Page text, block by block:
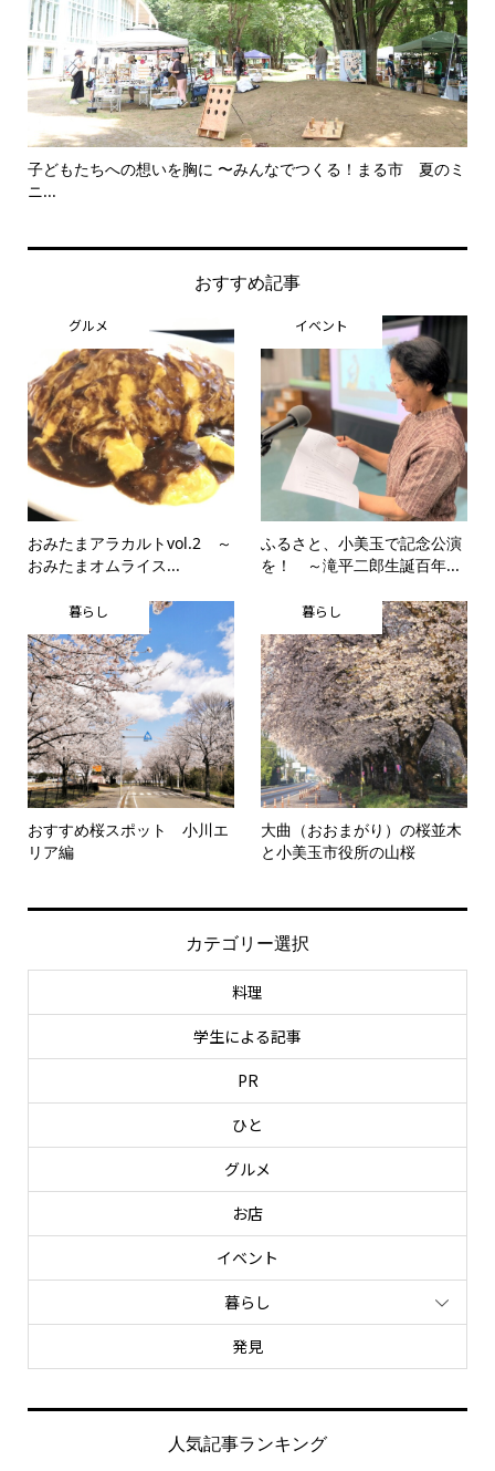
子どもたちへの想いを胸に 〜みんなでつくる！まる市 夏のミ
ニ...
おすすめ記事
グルメ
おみたまアラカルトvol.2 ～
おみたまオムライス...
イベント
ふるさと、小美玉で記念公演
を！ ～滝平二郎生誕百年...
暮らし
おすすめ桜スポット 小川エ
リア編
暮らし
大曲（おおまがり）の桜並木
と小美玉市役所の山桜
カテゴリー選択
料理
学生による記事
PR
ひと
グルメ
お店
イベント
暮らし
発見
人気記事ランキング